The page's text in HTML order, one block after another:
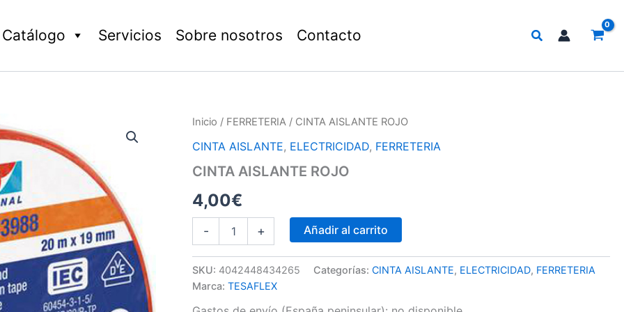
Catálogo Servicios Sobre nosotros Contacto Buscar
Inicio / FERRETERIA / CINTA AISLANTE ROJO
CINTA AISLANTE, ELECTRICIDAD, FERRETERIA
CINTA AISLANTE ROJO
4,00€
-
CINTA
ROJO
+ Añadir al carrito
SKU: 4042448434265 Categorías:CINTA AISLANTE, ELECTRICIDAD, FERRETERIA
Marca:TESAFLEX